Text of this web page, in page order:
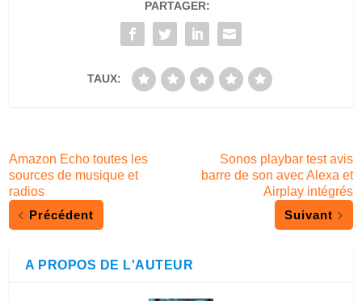
PARTAGER:
TAUX:
Amazon Echo toutes les
sources de musique et
radios
Précédent
Sonos playbar test avis
barre de son avec Alexa et
Airplay intégrés
Suivant
A PROPOS DE L'AUTEUR